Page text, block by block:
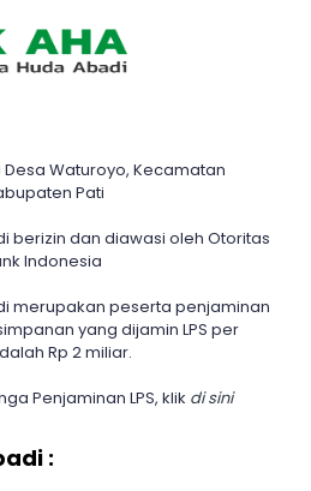
Desa Waturoyo, Kecamatan
Pati
berizin dan diawasi oleh Otoritas
Indonesia
merupakan peserta penjaminan
yang dijamin LPS per
Rp 2 miliar.
Penjaminan LPS, klik di sini
: